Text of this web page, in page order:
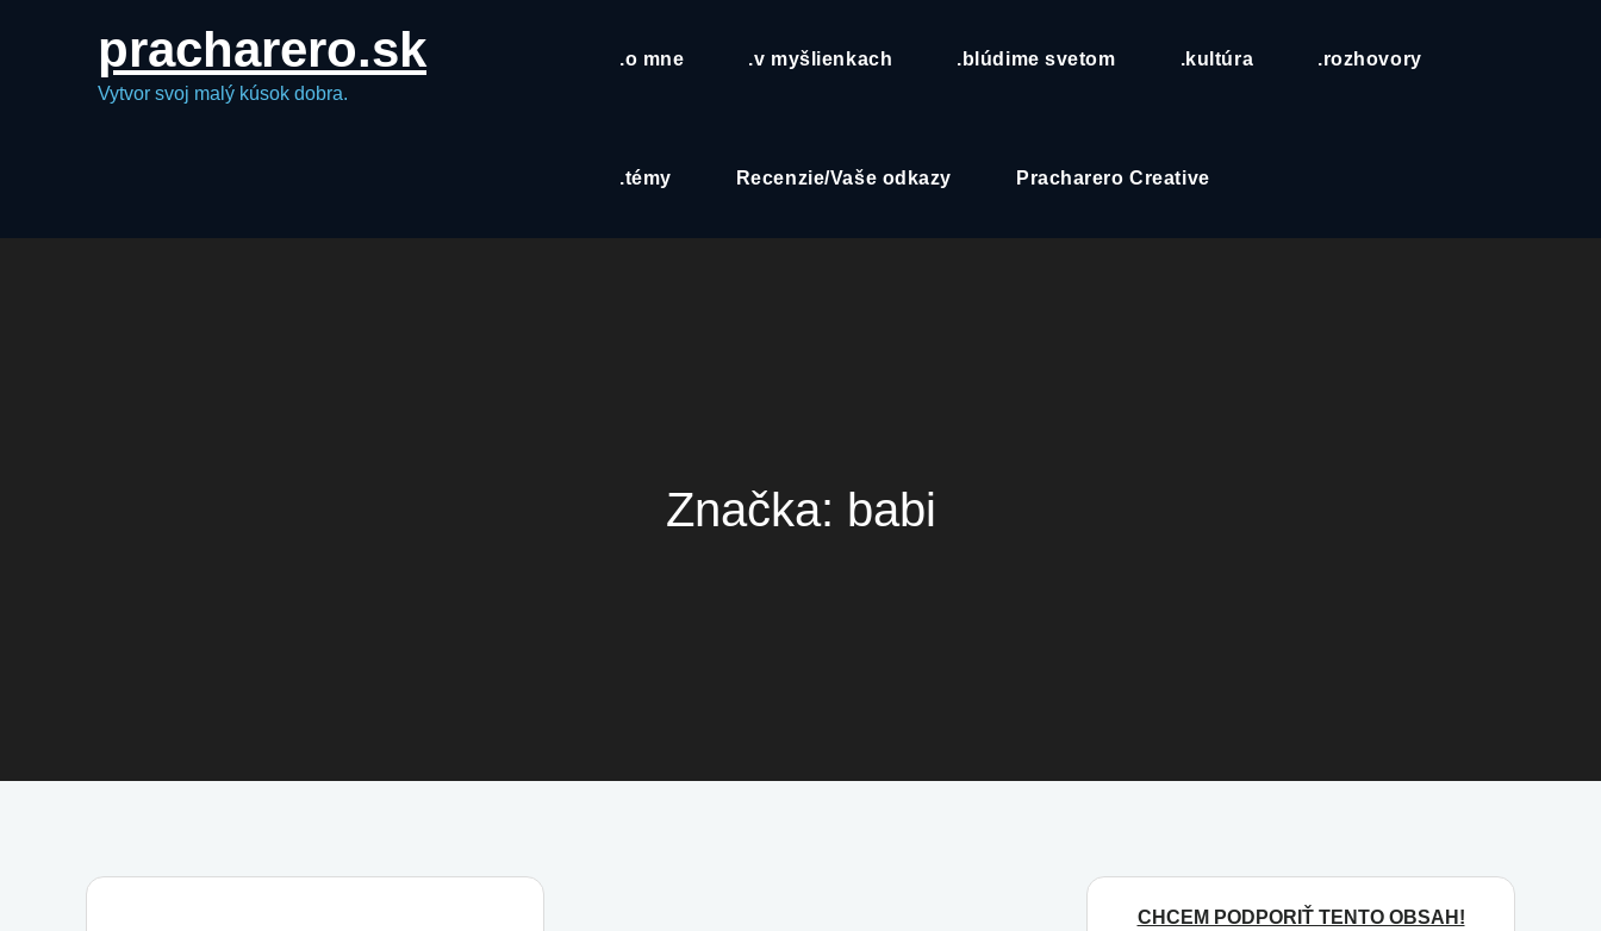
pracharero.sk
Vytvor svoj malý kúsok dobra.
.o mne .v myšlienkach .blúdime svetom .kultúra .rozhovory
.témy Recenzie/Vaše odkazy Pracharero Creative
Značka: babi
CHCEM PODPORIŤ TENTO OBSAH!